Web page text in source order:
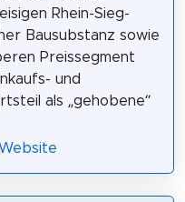
Rhein-Sieg-
Bausubstanz sowie
Preissegment
und
als „gehobene“
Website